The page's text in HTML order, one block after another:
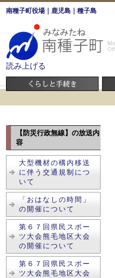
南種子町役場｜鹿児島｜種子島
読み上げる
【防災行政無線】の放送内
容
大型機材の構内移送
に伴う交通規制につ
いて
「おはなしの時間」
の開催について
第６７回県民スポー
ツ大会熊毛地区大会
の開催について
第６７回県民スポー
ツ大会熊毛地区大会